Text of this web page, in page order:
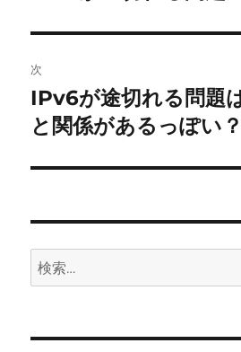
ビ
ゲ
ー
シ
ン
投
稿:
次
次
の
稿:
IPv6が途切れる問題
と関係があるっぽい？
検
索: